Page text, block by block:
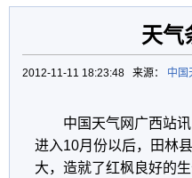
天气
2012-11-11 18:23:48 来源： 中国
中国天气网广西站
进入10月份以后，田林
大，造就了红枫良好的